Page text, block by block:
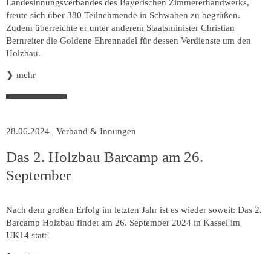
Landesinnungsverbandes des Bayerischen Zimmererhandwerks,
freute sich über 380 Teilnehmende in Schwaben zu begrüßen.
Zudem überreichte er unter anderem Staatsminister Christian
Bernreiter die Goldene Ehrennadel für dessen Verdienste um den
Holzbau.
❯ mehr
28.06.2024 | Verband & Innungen
Das 2. Holzbau Barcamp am 26.
September
Nach dem großen Erfolg im letzten Jahr ist es wieder soweit: Das 2.
Barcamp Holzbau findet am 26. September 2024 in Kassel im
UK14 statt!